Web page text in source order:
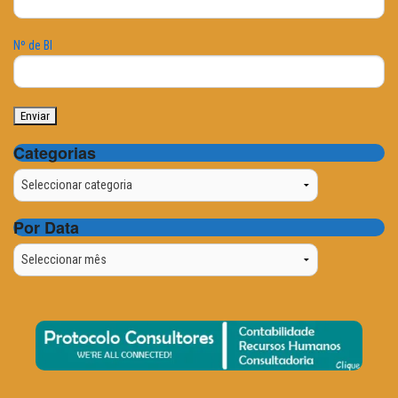
Nº de BI
Categorias
Categorias
Por Data
Por
Data